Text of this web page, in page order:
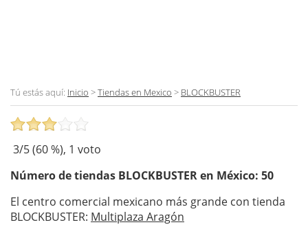
Tú estás aquí: Inicio >Tiendas en Mexico > BLOCKBUSTER
3/5 (60%), 1 voto
Número de tiendas BLOCKBUSTERen México: 50
El centro comercial mexicano más grande con tienda
BLOCKBUSTER: Multiplaza Aragón